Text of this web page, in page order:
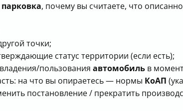
парковка, почему вы считаете, что
точки;
статус территории (если есть);
пользования автомобиль в
на что вы опираетесь — нормы КоАП
постановление / прекратить